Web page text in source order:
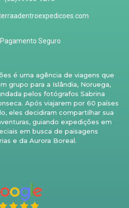
Pagamento Seguro
é uma agência de viagens que
grupo para a Islândia, Noruega,
pelos fotógrafos Sabrina
Após viajarem por 60 países
eles decidiram compartilhar sua
guiando expedições em
em busca de paisagens
e da Aurora Boreal.